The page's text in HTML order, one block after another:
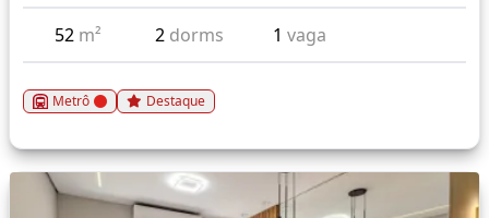
52 m² 2 dorms 1vaga
Metrô Destaque